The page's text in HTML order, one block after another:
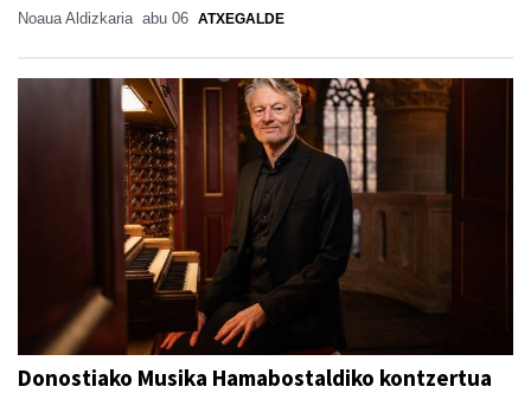
Noaua Aldizkaria abu 06 ATXEGALDE
Donostiako Musika Hamabostaldiko kontzertua